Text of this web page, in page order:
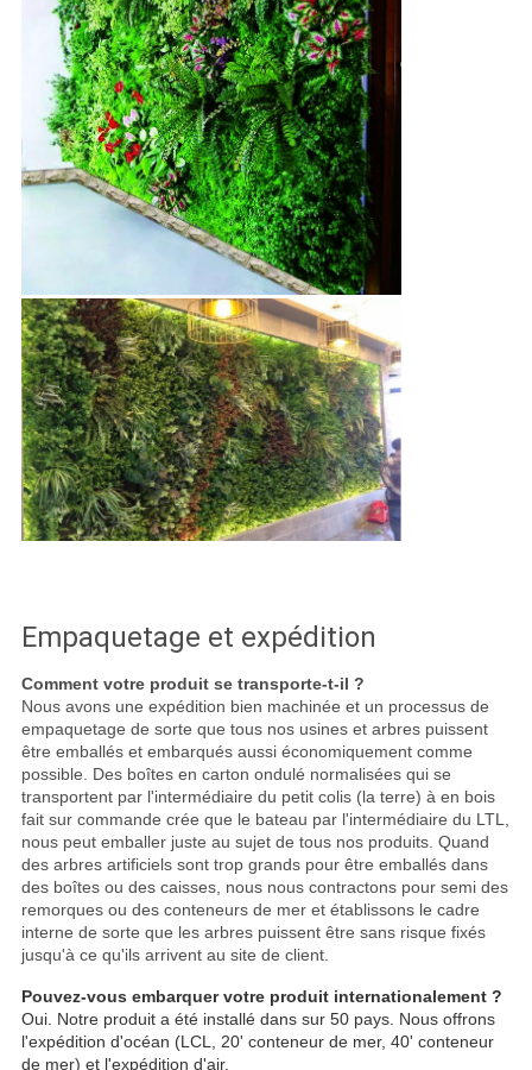
Empaquetage et expédition
Comment votre produit se transporte-t-il ?
Nous avons une expédition bien machinée et un processus de
empaquetage de sorte que tous nos usines et arbres puissent
être emballés et embarqués aussi économiquement comme
possible. Des boîtes en carton ondulé normalisées qui se
transportent par l'intermédiaire du petit colis (la terre) à en bois
fait sur commande crée que le bateau par l'intermédiaire du LTL,
nous peut emballer juste au sujet de tous nos produits. Quand
des arbres artificiels sont trop grands pour être emballés dans
des boîtes ou des caisses, nous nous contractons pour semi des
remorques ou des conteneurs de mer et établissons le cadre
interne de sorte que les arbres puissent être sans risque fixés
jusqu'à ce qu'ils arrivent au site de client.
Pouvez-vous embarquer votre produit internationalement ?
Oui. Notre produit a été installé dans sur 50 pays. Nous offrons
l'expédition d'océan (LCL, 20' conteneur de mer, 40' conteneur
de mer) et l'expédition d'air.